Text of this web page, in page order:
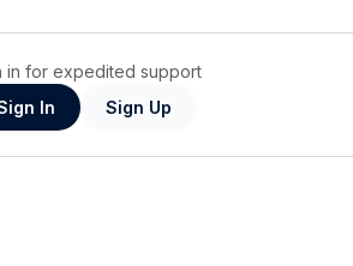
in for expedited support
In
Sign Up